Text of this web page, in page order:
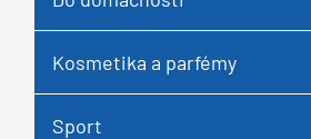
Kosmetika a parfémy
Sport